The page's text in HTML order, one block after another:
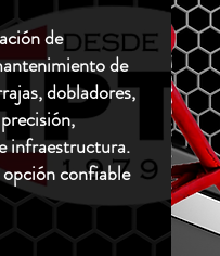
de
de
dobladores,
infraestructura.
confiable